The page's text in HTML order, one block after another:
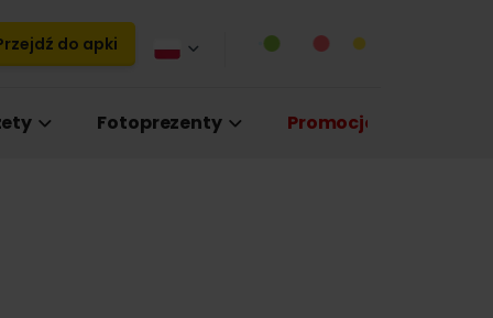
do apki
Fotoprezenty Promocje